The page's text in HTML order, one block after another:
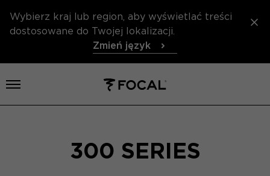
Wybierz kraj lub region, aby wyświetlać treści
dostosowane do Twojej lokalizacji.
Zmień język
Otwórz menu
300 SERIES